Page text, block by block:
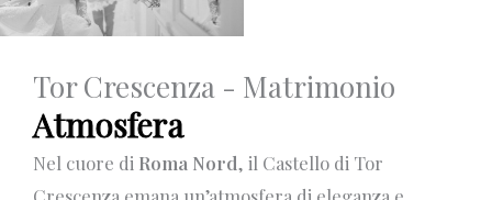
Tor Crescenza - Matrimonio
Atmosfera
Nel cuore di Roma Nord, il Castello di Tor